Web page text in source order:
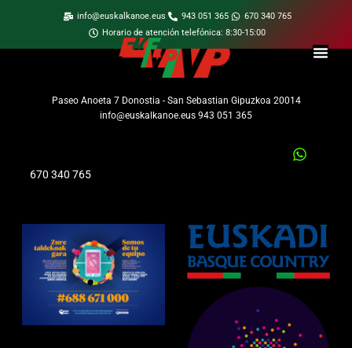
info@euskalkanoe.eus 943 051 365
670 340 765
Horario de atención telefónica: 8:30-15:00
Paseo Anoeta 7 Donostia - San Sebastian Gipuzkoa 20014
info@euskalkanoe.eus 943 051 365
670 340 765